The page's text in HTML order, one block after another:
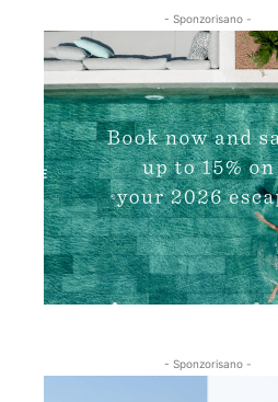
- Sponzorisano -
- Sponzorisano -